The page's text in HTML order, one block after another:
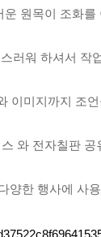
원목이 조화
러워 하셔서 작
이미지까지 조
와 전자칠판
양한 행사에 사